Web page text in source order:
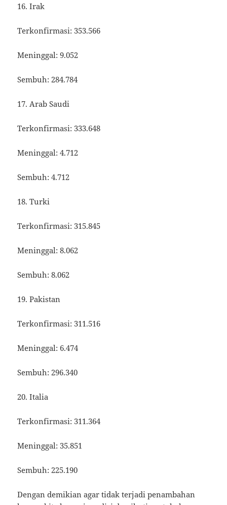
16. Irak
Terkonfirmasi: 353.566
Meninggal: 9.052
Sembuh: 284.784
17. Arab Saudi
Terkonfirmasi: 333.648
Meninggal: 4.712
Sembuh: 4.712
18. Turki
Terkonfirmasi: 315.845
Meninggal: 8.062
Sembuh: 8.062
19. Pakistan
Terkonfirmasi: 311.516
Meninggal: 6.474
Sembuh: 296.340
20. Italia
Terkonfirmasi: 311.364
Meninggal: 35.851
Sembuh: 225.190
Dengan demikian agar tidak terjadi penambahan